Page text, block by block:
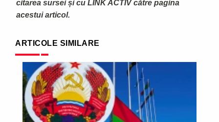
citarea sursei și cu LINK ACTIV către pagina
acestui articol.
ARTICOLE SIMILARE